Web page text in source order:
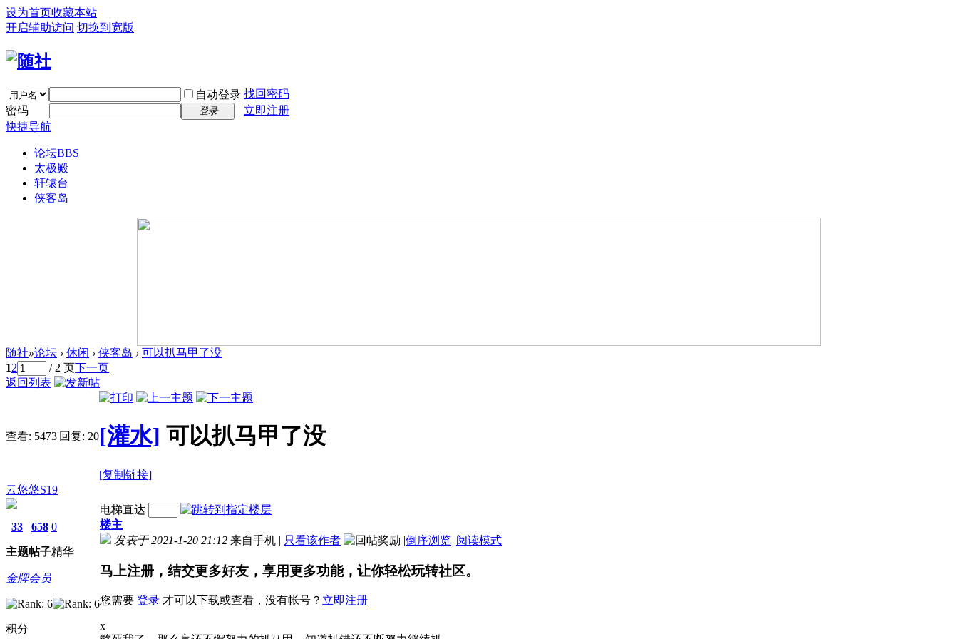
设为首页收藏本站
开启辅助访问 切换到宽版
自动登录 找回密码
密码
登录
立即注册
快捷导航
论坛BBS
太极殿
轩辕台
侠客岛
随社»论坛 › 休闲 › 侠客岛 › 可以扒马甲了没
12 / 2 页下一页
返回列表
查看: 5473|回复: 20[灌水] 可以扒马甲了没
[复制链接]
云悠悠S19
33
主题
658
帖子
0
精华
金牌会员
积分
电梯直达
楼主
发表于 2021-1-20 21:12 来自手机 | 只看该作者 |倒序浏览 |阅读模式
马上注册，结交更多好友，享用更多功能，让你轻松玩转社区。
您需要 登录 才可以下载或查看，没有帐号？ 立即注册
x